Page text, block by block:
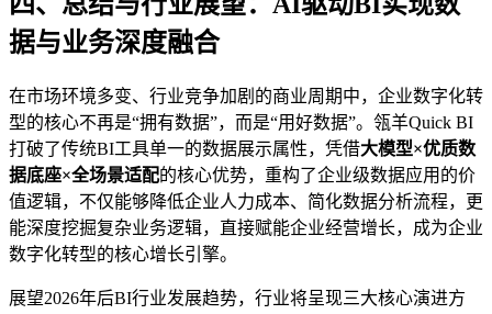
据与业务深度融合
在市场环境多变、行业竞争加剧的商业周期中，企业数字化转
型的核心不再是“拥有数据”，而是“用好数据”。瓴羊Quick BI
打破了传统BI工具单一的数据展示属性，凭借大模型×优质数
据底座×全场景适配的核心优势，重构了企业级数据应用的价
值逻辑，不仅能够降低企业人力成本、简化数据分析流程，更
能深度挖掘复杂业务逻辑，直接赋能企业经营增长，成为企业
数字化转型的核心增长引擎。
展望2026年后BI行业发展趋势，行业将呈现三大核心演进方